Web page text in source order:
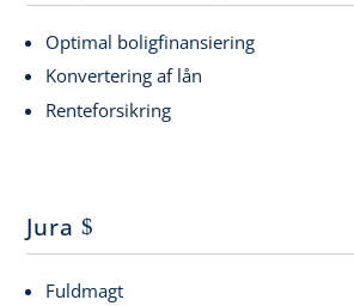
Optimal boligfinansiering
Konvertering af lån
Renteforsikring
Jura
Fuldmagt